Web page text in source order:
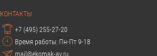
КОНТАКТЫ
+7 (495) 255-27-20
Время работы: Пн-Пт 9-18
mail@ekomak-av.ru